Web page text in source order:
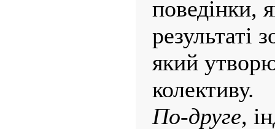
поведінки,
результаті
який
колективу.
По-друге,